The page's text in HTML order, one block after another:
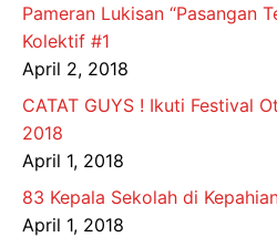
Pameran Lukisan “Pasangan
Kolektif #1
April 2, 2018
CATAT GUYS ! Ikuti Festival
2018
April 1, 2018
83 Kepala Sekolah di
April 1, 2018